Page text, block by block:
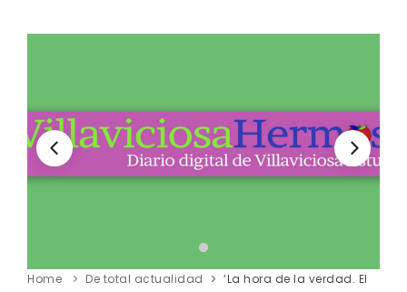
Home De total actualidad
‘La hora de la verdad. El